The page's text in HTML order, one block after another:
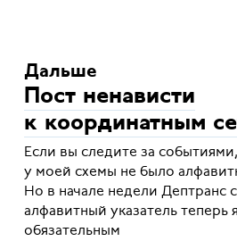
Дальше
Пост ненависти
к координатным
Если вы следите за
у моей схемы не было
Но в начале недели Дептранс
алфавитный указатель теперь
обязательным